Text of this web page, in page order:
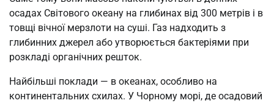
осадах Світового океану на глибинах від 300 метрів і в
товщі вічної мерзлоти на суші. Газ надходить з
глибинних джерел або утворюється бактеріями при
розкладі органічних решток.
Найбільші поклади — в океанах, особливо на
континентальних схилах. У Чорному морі, де осадовий